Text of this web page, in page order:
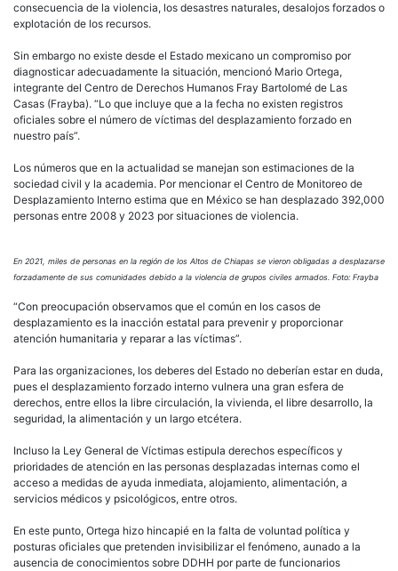
consecuencia de la violencia, los desastres naturales, desalojos forzados o
explotación de los recursos.
Sin embargo no existe desde el Estado mexicano un compromiso por
diagnosticar adecuadamente la situación, mencionó Mario Ortega,
integrante del Centro de Derechos Humanos Fray Bartolomé de Las
Casas (Frayba). “Lo que incluye que a la fecha no existen registros
oficiales sobre el número de víctimas del desplazamiento forzado en
nuestro país”.
Los números que en la actualidad se manejan son estimaciones de la
sociedad civil y la academia. Por mencionar el Centro de Monitoreo de
Desplazamiento Interno estima que en México se han desplazado 392,000
personas entre 2008 y 2023 por situaciones de violencia.
En 2021, miles de personas en la región de los Altos de Chiapas se vieron obligadas a desplazarse
forzadamente de sus comunidades debido a la violencia de grupos civiles armados. Foto: Frayba
“Con preocupación observamos que el común en los casos de
desplazamiento es la inacción estatal para prevenir y proporcionar
atención humanitaria y reparar a las víctimas”.
Para las organizaciones, los deberes del Estado no deberían estar en duda,
pues el desplazamiento forzado interno vulnera una gran esfera de
derechos, entre ellos la libre circulación, la vivienda, el libre desarrollo, la
seguridad, la alimentación y un largo etcétera.
Incluso la Ley General de Víctimas estipula derechos específicos y
prioridades de atención en las personas desplazadas internas como el
acceso a medidas de ayuda inmediata, alojamiento, alimentación, a
servicios médicos y psicológicos, entre otros.
En este punto, Ortega hizo hincapié en la falta de voluntad política y
posturas oficiales que pretenden invisibilizar el fenómeno, aunado a la
ausencia de conocimientos sobre DDHH por parte de funcionarios